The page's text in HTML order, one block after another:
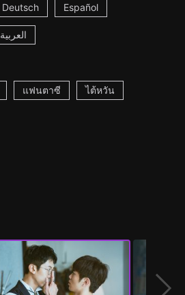
Deutsch Español
العربية
แฟนตาซี ไต้หวัน